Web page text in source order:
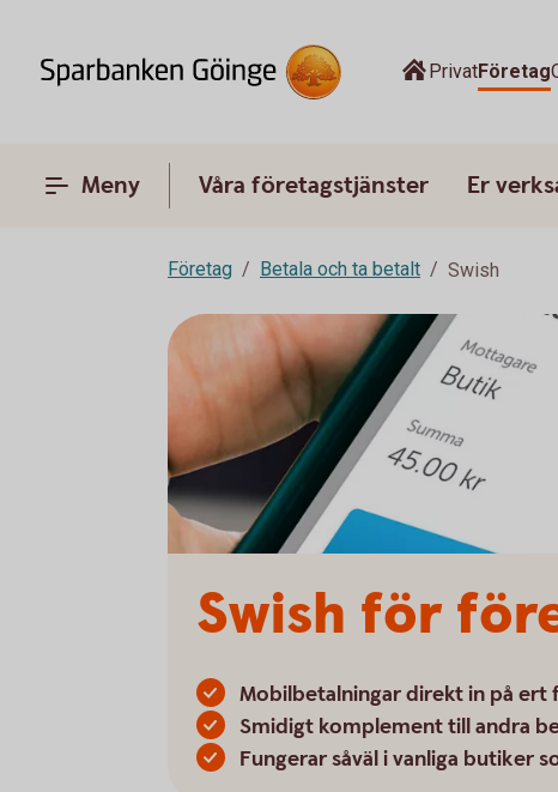
PrivatFöretag
Meny Våra företagstjänster Er
Företag Betala och ta betalt Swish
Swish för
Mobilbetalningar direkt in på ert
Smidigt komplement till andra
Fungerar såväl i vanliga butiker